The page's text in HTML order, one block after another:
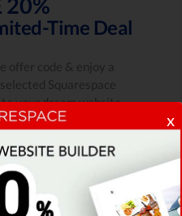
20%
Time Deal
offer code & enjoy a
Squarespace
your dream website
Restam Apenas 88
x